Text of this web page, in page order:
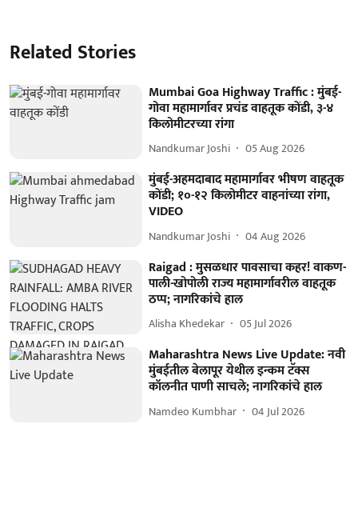
Related Stories
Mumbai Goa Highway Traffic : मुंबई-
गोवा महामार्गावर प्रचंड वाहतूक कोंडी, ३-४
किलोमीटरच्या रांगा
Nandkumar Joshi 05 Aug 2026
मुंबई-अहमदाबाद महामार्गावर भीषण वाहतूक
कोंडी; १०-१२ किलोमीटर वाहनांच्या रांगा,
VIDEO
Nandkumar Joshi 04 Aug 2026
Raigad : मुसळधार पावसाचा कहर! वाकण-
पाली-खोपोली राज्य महामार्गावरील वाहतूक
ठप्प; नागरिकांचे हाल
Alisha Khedekar 05 Jul 2026
Maharashtra News Live Update: नवी
मुंबईतील बेलापूर येथील इन्कम टॅक्स
कॉलनीत पाणी साचले; नागरिकांचे हाल
Namdeo Kumbhar 04 Jul 2026